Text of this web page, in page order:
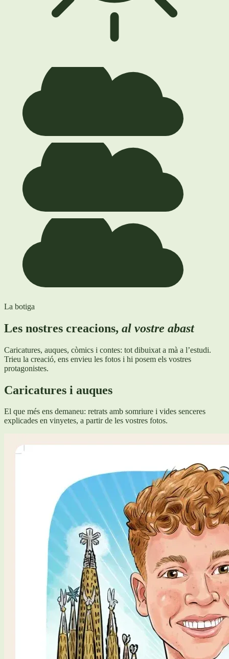
La botiga
Les nostres creacions, al vostre abast
Caricatures, auques, còmics i contes: tot dibuixat a mà a l’estudi.
Trieu la creació, ens envieu les fotos i hi posem els vostres
protagonistes.
Caricatures i auques
El que més ens demaneu: retrats amb somriure i vides senceres
explicades en vinyetes, a partir de les vostres fotos.